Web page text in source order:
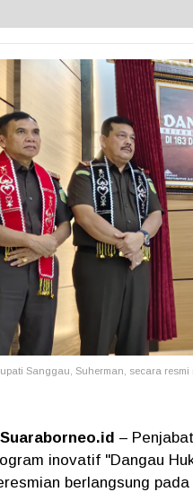
Sanggau, Suherman, secara
–
inovatif "Dangau
berlangsung